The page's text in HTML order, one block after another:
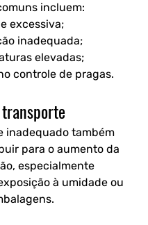
incluem:
excessiva;
inadequada;
elevadas;
controle de pragas.
inadequado também
para o aumento da
especialmente
à umidade ou